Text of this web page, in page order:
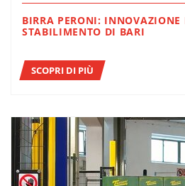
BIRRA PERONI: INNOVAZIONE E
STABILIMENTO DI BARI
SCOPRI DI PIÙ